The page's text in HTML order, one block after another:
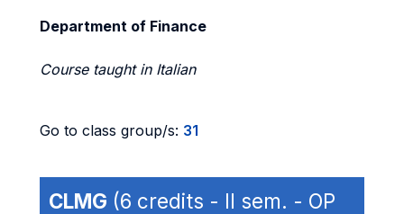
Department of Finance
Course taught in Italian
Go to class group/s: 31
CLMG (6 credits - II sem. - OP